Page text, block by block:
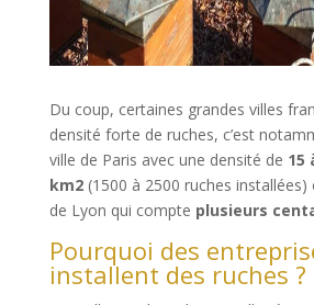
Du coup, certaines grandes villes
densité forte de ruches, c’est
ville de Paris avec une densité de 15
km2(1500 à 2500 ruches installées)
de Lyon qui compte plusieurs
Pourquoi des
installent des ruches ?